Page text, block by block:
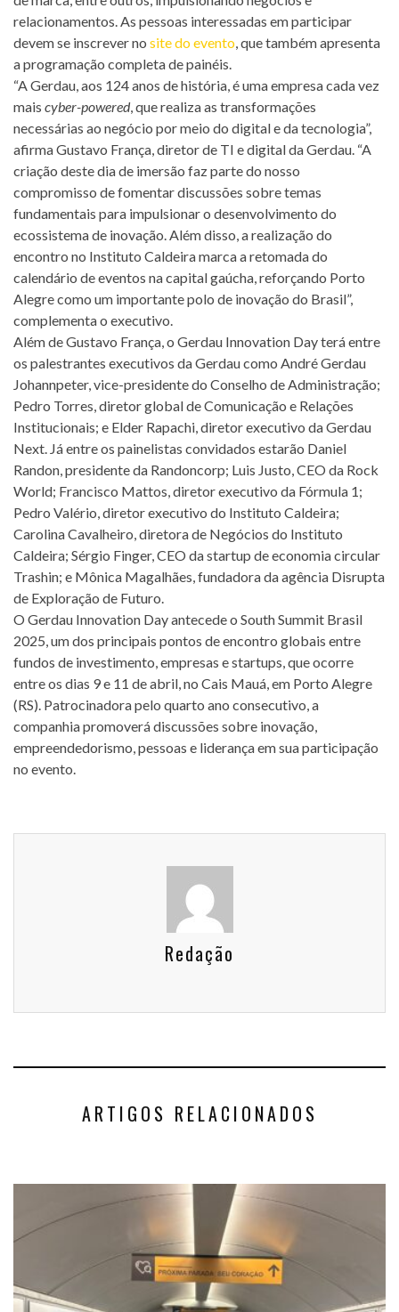
relacionamentos. As pessoas interessadas em participar
devem se inscrever no site do evento, que também apresenta
a programação completa de painéis.
“A Gerdau, aos 124 anos de história, é uma empresa cada vez
mais cyber-powered, que realiza as transformações
necessárias ao negócio por meio do digital e da tecnologia”,
afirma Gustavo França, diretor de TI e digital da Gerdau. “A
criação deste dia de imersão faz parte do nosso
compromisso de fomentar discussões sobre temas
fundamentais para impulsionar o desenvolvimento do
ecossistema de inovação. Além disso, a realização do
encontro no Instituto Caldeira marca a retomada do
calendário de eventos na capital gaúcha, reforçando Porto
Alegre como um importante polo de inovação do Brasil”,
complementa o executivo.
Além de Gustavo França, o Gerdau Innovation Day terá entre
os palestrantes executivos da Gerdau como André Gerdau
Johannpeter, vice-presidente do Conselho de Administração;
Pedro Torres, diretor global de Comunicação e Relações
Institucionais; e Elder Rapachi, diretor executivo da Gerdau
Next. Já entre os painelistas convidados estarão Daniel
Randon, presidente da Randoncorp; Luis Justo, CEO da Rock
World; Francisco Mattos, diretor executivo da Fórmula 1;
Pedro Valério, diretor executivo do Instituto Caldeira;
Carolina Cavalheiro, diretora de Negócios do Instituto
Caldeira; Sérgio Finger, CEO da startup de economia circular
Trashin; e Mônica Magalhães, fundadora da agência Disrupta
de Exploração de Futuro.
O Gerdau Innovation Day antecede o South Summit Brasil
2025, um dos principais pontos de encontro globais entre
fundos de investimento, empresas e startups, que ocorre
entre os dias 9 e 11 de abril, no Cais Mauá, em Porto Alegre
(RS). Patrocinadora pelo quarto ano consecutivo, a
companhia promoverá discussões sobre inovação,
empreendedorismo, pessoas e liderança em sua participação
no evento.
Redação
ARTIGOS RELACIONADOS